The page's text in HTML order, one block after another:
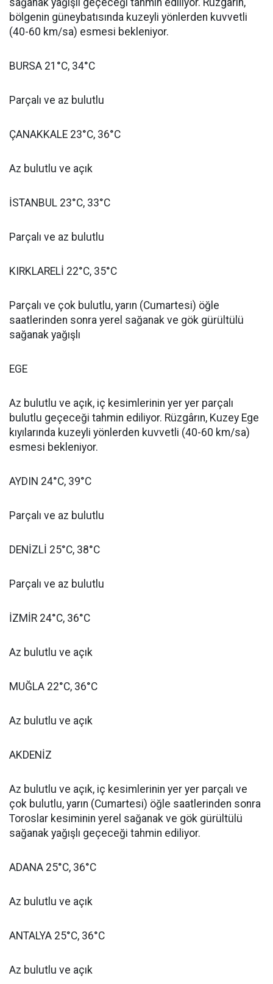
sağanak yağışlı geçeceği tahmin ediliyor. Rüzgârın,
bölgenin güneybatısında kuzeyli yönlerden kuvvetli
(40-60 km/sa) esmesi bekleniyor.
BURSA 21°C, 34°C
Parçalı ve az bulutlu
ÇANAKKALE 23°C, 36°C
Az bulutlu ve açık
İSTANBUL 23°C, 33°C
Parçalı ve az bulutlu
KIRKLARELİ 22°C, 35°C
Parçalı ve çok bulutlu, yarın (Cumartesi) öğle
saatlerinden sonra yerel sağanak ve gök gürültülü
sağanak yağışlı
EGE
Az bulutlu ve açık, iç kesimlerinin yer yer parçalı
bulutlu geçeceği tahmin ediliyor. Rüzgârın, Kuzey Ege
kıyılarında kuzeyli yönlerden kuvvetli (40-60 km/sa)
esmesi bekleniyor.
AYDIN 24°C, 39°C
Parçalı ve az bulutlu
DENİZLİ 25°C, 38°C
Parçalı ve az bulutlu
İZMİR 24°C, 36°C
Az bulutlu ve açık
MUĞLA 22°C, 36°C
Az bulutlu ve açık
AKDENİZ
Az bulutlu ve açık, iç kesimlerinin yer yer parçalı ve
çok bulutlu, yarın (Cumartesi) öğle saatlerinden sonra
Toroslar kesiminin yerel sağanak ve gök gürültülü
sağanak yağışlı geçeceği tahmin ediliyor.
ADANA 25°C, 36°C
Az bulutlu ve açık
ANTALYA 25°C, 36°C
Az bulutlu ve açık